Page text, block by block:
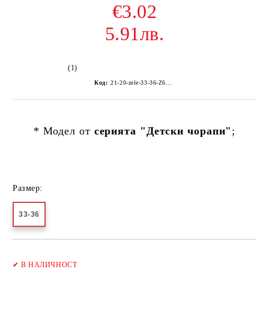
€3.02
5.91лв.
(1)
Код: 21-20-zele-33-36-Z6Z--1
* Модел от серията "Детски чорапи" ;
Размер:
33-36
✔В НАЛИЧНОСТ